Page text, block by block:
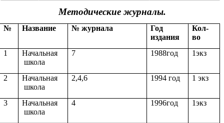
Методические журналы.
№ Название № журнала
Год
издания
Кол-
во
1
Начальная
школа
7 1988год 1экз
2
Начальная
школа
2,4,6 1994 год 1 экз
3
Начальная
школа
4 1996год 1экз